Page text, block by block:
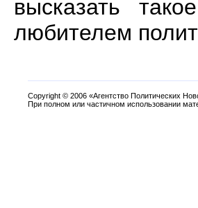
высказать
любителем
Copyright © 2006 «Агентство Политических
При полном или частичном использовании